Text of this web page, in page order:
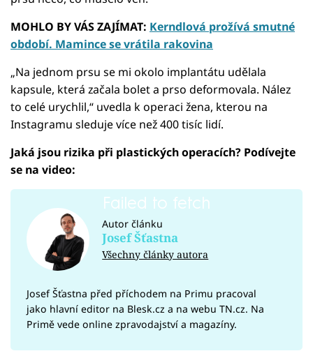
MOHLO BY VÁS ZAJÍMAT: Kerndlová prožívá smutné
období. Mamince se vrátila rakovina
„Na jednom prsu se mi okolo implantátu udělala
kapsule, která začala bolet a prso deformovala. Nález
to celé urychlil,“ uvedla k operaci žena, kterou na
Instagramu sleduje více než 400 tisíc lidí.
Jaká jsou rizika při plastických operacích? Podívejte
se na video:
Failed to fetch
Autor článku
Josef Šťastna
Všechny články autora
Josef Šťastna před příchodem na Primu pracoval
jako hlavní editor na Blesk.cz a na webu TN.cz. Na
Primě vede online zpravodajství a magazíny.